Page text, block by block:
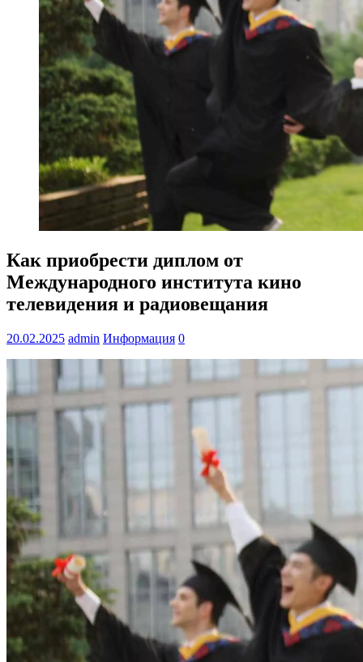
Как приобрести диплом от
Международного института кино
телевидения и радиовещания
20.02.2025 admin Информация 0